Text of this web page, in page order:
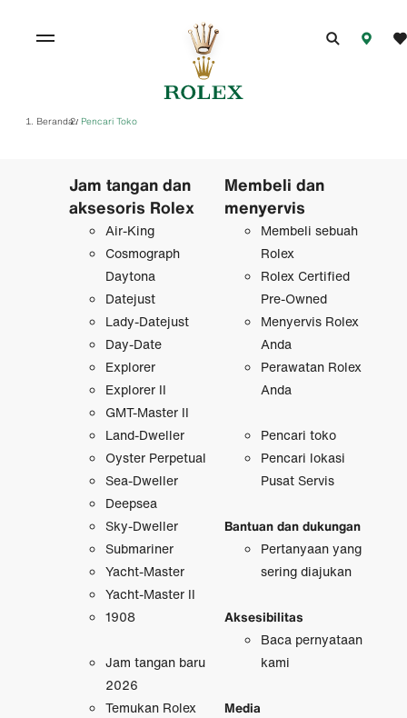
Beranda/ Pencari Toko
Jam tangan dan
aksesoris Rolex
Air-King
Cosmograph
Daytona
Datejust
Lady-Datejust
Day-Date
Explorer
Explorer II
GMT-Master II
Land-Dweller
Oyster Perpetual
Sea-Dweller
Deepsea
Sky-Dweller
Submariner
Yacht-Master
Yacht-Master II
1908
Jam tangan baru
2026
Temukan Rolex
Membeli dan
menyervis
Membeli sebuah
Rolex
Rolex Certified
Pre‑Owned
Menyervis Rolex
Anda
Perawatan Rolex
Anda
Pencari toko
Pencari lokasi
Pusat Servis
Bantuan dan dukungan
Pertanyaan yang
sering diajukan
Aksesibilitas
Baca pernyataan
kami
Media